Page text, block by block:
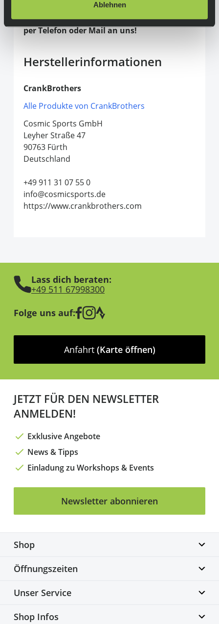
Ablehnen
Bei Fragen zur Kompatibilität des
gewählten Zubehörteils, wende dich bitte
per Telefon oder Mail an uns!
Herstellerinformationen
CrankBrothers
Alle Produkte von CrankBrothers
Cosmic Sports GmbH
Leyher Straße 47
90763 Fürth
Deutschland
+49 911 31 07 55 0
info@cosmicsports.de
https://www.crankbrothers.com
Lass dich beraten:
+49 511 67998300
Folge uns auf:
Anfahrt (Karte öffnen)
JETZT FÜR DEN NEWSLETTER
ANMELDEN!
Exklusive Angebote
News & Tipps
Einladung zu Workshops & Events
Newsletter abonnieren
Shop
Biketime GmbH
Alter Flughafen 7a
info@biketime.de
Öffnungszeiten
Dienstag – Freitag
Samstag
Unser Service
Shop Infos